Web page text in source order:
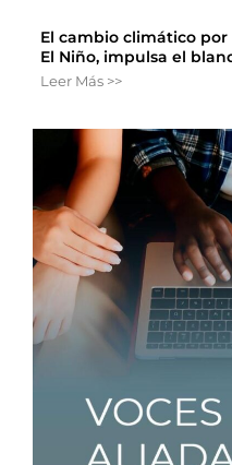
El cambio climático
El Niño, impulsa el
Leer Más >>